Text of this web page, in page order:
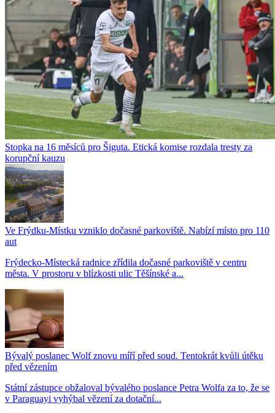
Stopka na 16 měsíců pro Šiguta. Etická komise rozdala tresty za
korupční kauzu
Ve Frýdku-Místku vzniklo dočasné parkoviště. Nabízí místo pro 110
aut
Frýdecko-Místecká radnice zřídila dočasné parkoviště v centru
města. V prostoru v blízkosti ulic Těšínské a...
Bývalý poslanec Wolf znovu míří před soud. Tentokrát kvůli útěku
před vězením
Státní zástupce obžaloval bývalého poslance Petra Wolfa za to, že se
v Paraguayi vyhýbal vězení za dotační...